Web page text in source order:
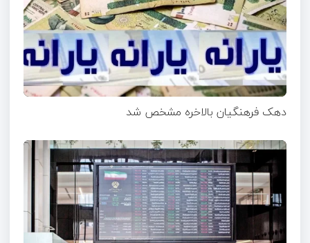
دهک فرهنگیان بالاخره مشخص شد